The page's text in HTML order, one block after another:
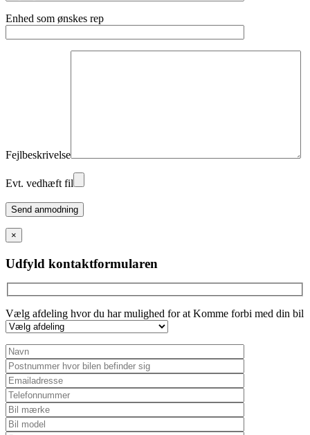
Enhed som ønskes rep
Fejlbeskrivelse
Evt. vedhæft fil
Please
leave
this
field
empty.
×
Udfyld kontaktformularen
Vælg afdeling hvor du har mulighed for at Komme forbi med din bil